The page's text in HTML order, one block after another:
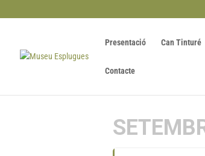
Presentació Can Tinturé
Contacte